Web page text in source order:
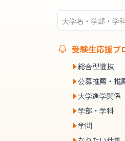
受験生応援ブ
総合型選抜
公募推薦・推
大学進学関係
学部・学科
学問